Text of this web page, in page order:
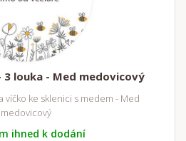
louka - Med medovicový
víčko ke sklenici s medem - Med
medovicový
ihned k dodání